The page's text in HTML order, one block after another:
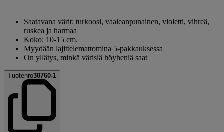
Saatavana värit: turkoosi, vaaleanpunainen, violetti, vihreä,
ruskea ja harmaa
Koko: 10-15 cm.
Myydään lajittelemattomina 5-pakkauksessa
On yllätys, minkä värisiä höyheniä saat
Tuotenro30760-1